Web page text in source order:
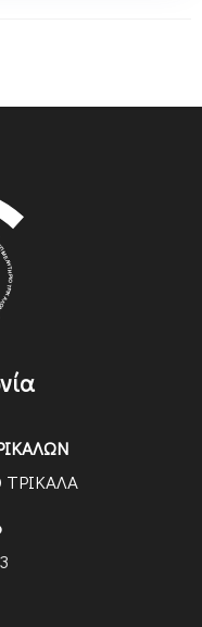
ΤΡΙΚΑΛΑ